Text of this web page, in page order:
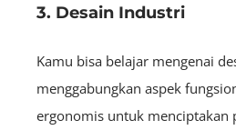
3. Desain Industri
Kamu bisa belajar mengenai
menggabungkan aspek
ergonomis untuk menciptakan